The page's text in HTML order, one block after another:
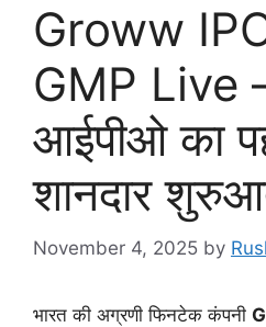
Groww
GMP Live
आईपीओ का
शानदार
November 4, 2025 by
भारत की अग्रणी फिनटेक कंपनी